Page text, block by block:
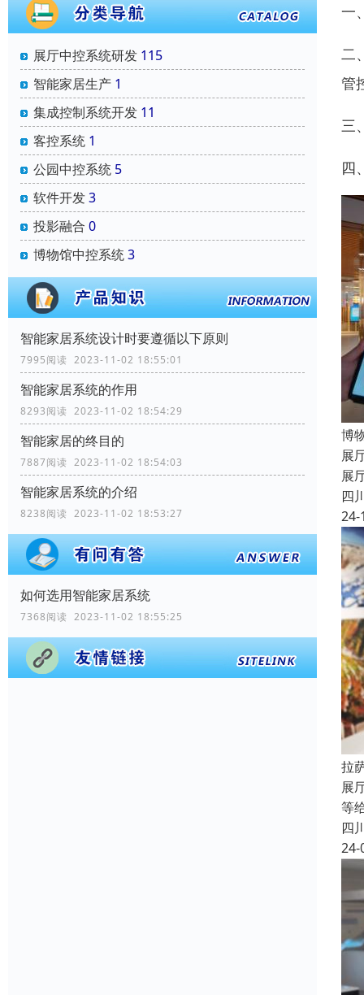
展厅中控系统研发 115
智能家居生产 1
集成控制系统开发 11
客控系统 1
公园中控系统 5
软件开发3
投影融合 0
博物馆中控系统3
智能家居系统设计时要遵循以下原则
7995阅读 2023-11-02 18:55:01
智能家居系统的作用
8293阅读 2023-11-02 18:54:29
智能家居的终目的
7887阅读 2023-11-02 18:54:03
智能家居系统的介绍
8238阅读 2023-11-02 18:53:27
如何选用智能家居系统
7368阅读 2023-11-02 18:55:25
一
二
管
三
四
博
展
展
四
24-
拉
展
等
四
24-